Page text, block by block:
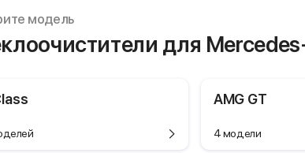
модель
для
AMG GT
4 модели